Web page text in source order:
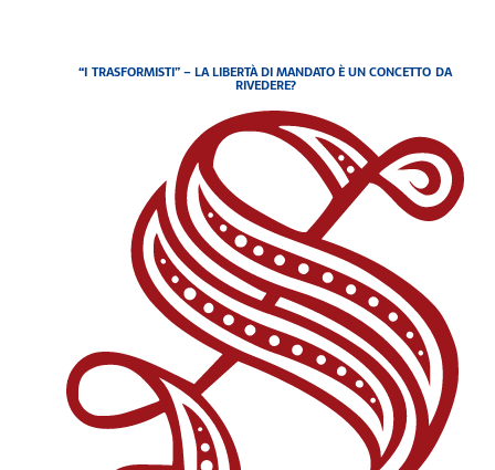
“I TRASFORMISTI” – LA LIBERTÀ DI MANDATO È UN CONCETTO DA
RIVEDERE?